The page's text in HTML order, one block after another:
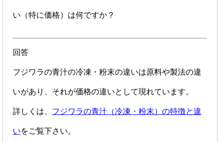
い（特に価格）は何ですか？
回答
フジワラの青汁の冷凍・粉末の違いは原料や製法の違
いがあり、それが価格の違いとして現れています。
詳しくは、 フジワラの青汁（冷凍・粉末）の特徴と違
いをご覧下さい。